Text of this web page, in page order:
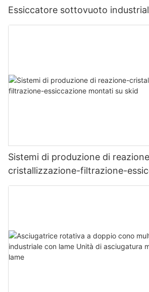
Essiccatore sottovuoto
Sistemi di produzione di
cristallizzazione-filtrazione-
su skid